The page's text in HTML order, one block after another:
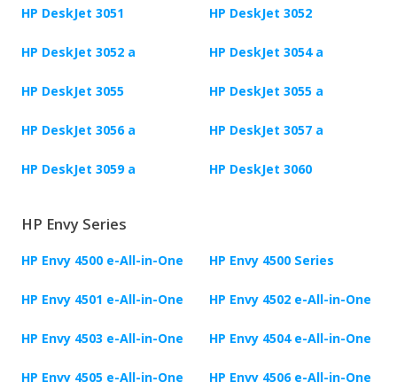
HP DeskJet 3051 HP DeskJet 3052
HP DeskJet 3052 a HP DeskJet 3054 a
HP DeskJet 3055 HP DeskJet 3055 a
HP DeskJet 3056 a HP DeskJet 3057 a
HP DeskJet 3059 a HP DeskJet 3060
HP Envy Series
HP Envy 4500 e-All-in-One HP Envy 4500 Series
HP Envy 4501 e-All-in-One HP Envy 4502 e-All-in-One
HP Envy 4503 e-All-in-One HP Envy 4504 e-All-in-One
HP Envy 4505 e-All-in-One HP Envy 4506 e-All-in-One